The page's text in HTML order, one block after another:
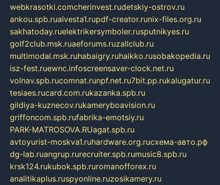
webkrasotki.comcherinvest.rudetskiy-ostrov.ru
ankou.spb.rualvesta1.rupdf-creator.runix-files.org.ru
sakhatoday.ruelektrikersymboler.rusputnikyes.ru
golf2club.msk.ruaeforums.ruzallclub.ru
multimodal.msk.ruhabaigry.ruhaikko.rusobakopedia.ru
isz-fest.ruewnc.infoscreensaver-clock.net.ru
volnav.spb.rucomnat.runpf.net.ru7bit.pp.rukalugatur.ru
tesiaes.rucard.com.rukazanka.spb.ru
gildiya-kuznecov.rukameryboavision.ru
griffoncom.spb.rufabrika-emotsiy.ru
PARK-MATROSOVA.RUagat.spb.ru
avtoyurist-moskva1.ruhardware.org.ruсхема-авто.рф
dg-lab.ruangrup.rurecruiter.spb.rumusic8.spb.ru
krsk124.rukubok.spb.ruromanofforex.ru
analitikaplus.ruspyonline.ruzosikamery.ru